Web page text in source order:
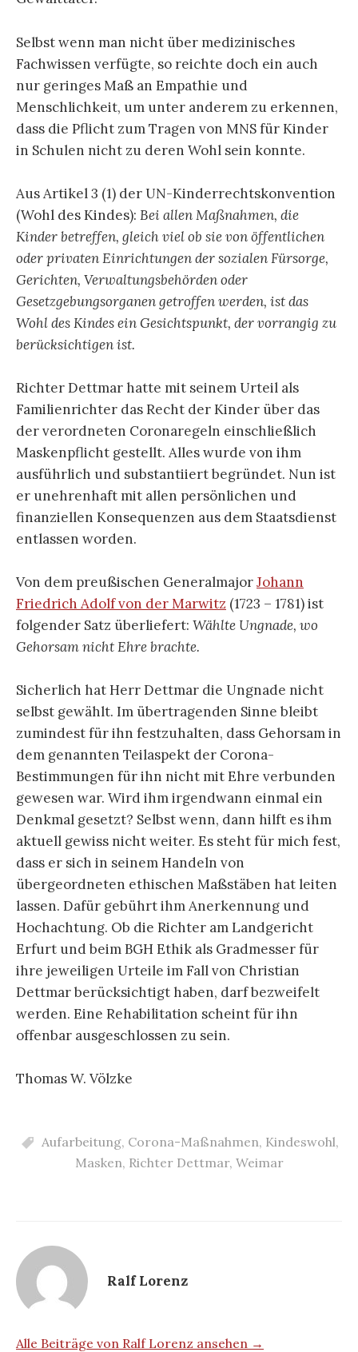
Selbst wenn man nicht über medizinisches
Fachwissen verfügte, so reichte doch ein auch
nur geringes Maß an Empathie und
Menschlichkeit, um unter anderem zu erkennen,
dass die Pflicht zum Tragen von MNS für Kinder
in Schulen nicht zu deren Wohl sein konnte.
Aus Artikel 3 (1) der UN-Kinderrechtskonvention
(Wohl des Kindes): Bei allen Maßnahmen, die
Kinder betreffen, gleich viel ob sie von öffentlichen
oder privaten Einrichtungen der sozialen Fürsorge,
Gerichten, Verwaltungsbehörden oder
Gesetzgebungsorganen getroffen werden, ist das
Wohl des Kindes ein Gesichtspunkt, der vorrangig zu
berücksichtigen ist.
Richter Dettmar hatte mit seinem Urteil als
Familienrichter das Recht der Kinder über das
der verordneten Coronaregeln einschließlich
Maskenpflicht gestellt. Alles wurde von ihm
ausführlich und substantiiert begründet. Nun ist
er unehrenhaft mit allen persönlichen und
finanziellen Konsequenzen aus dem Staatsdienst
entlassen worden.
Von dem preußischen GeneralmajorJohann
Friedrich Adolf von der Marwitz (1723 – 1781) ist
folgender Satz überliefert: Wählte Ungnade, wo
Gehorsam nicht Ehre brachte.
Sicherlich hat Herr Dettmar die Ungnade nicht
selbst gewählt. Im übertragenden Sinne bleibt
zumindest für ihn festzuhalten, dass Gehorsam in
dem genannten Teilaspekt der Corona-
Bestimmungen für ihn nicht mit Ehre verbunden
gewesen war. Wird ihm irgendwann einmal ein
Denkmal gesetzt? Selbst wenn, dann hilft es ihm
aktuell gewiss nicht weiter. Es steht für mich fest,
dass er sich in seinem Handeln von
übergeordneten ethischen Maßstäben hat leiten
lassen. Dafür gebührt ihm Anerkennung und
Hochachtung. Ob die Richter am Landgericht
Erfurt und beim BGH Ethik als Gradmesser für
ihre jeweiligen Urteile im Fall von Christian
Dettmar berücksichtigt haben, darf bezweifelt
werden. Eine Rehabilitation scheint für ihn
offenbar ausgeschlossen zu sein.
Thomas W. Völzke
Aufarbeitung, Corona-Maßnahmen, Kindeswohl,
Masken, Richter Dettmar, Weimar
Ralf Lorenz
Alle Beiträge von Ralf Lorenz ansehen →